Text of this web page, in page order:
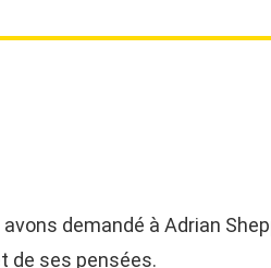
demandé à Adrian
de ses pensées.